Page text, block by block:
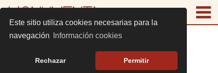
Este sitio utiliza cookies necesarias para la
navegación
Información cookies
Rechazar Permitir